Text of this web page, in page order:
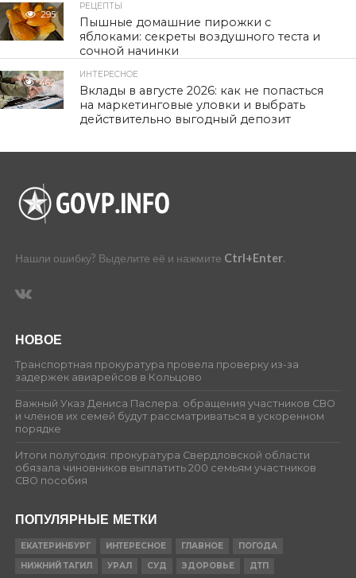
295
РЕЦЕПТЫ
Пышные домашние пирожки с
яблоками: секреты воздушного теста и
сочной начинки
462
ИНТЕРЕСНОЕ
Вклады в августе 2026: как не попасться
на маркетинговые уловки и выбрать
действительно выгодный депозит
Нашли ошибку? Выделите её и нажмите Ctrl+Enter.
НОВОЕ
Транспортная прокуратура провела проверку из-за
задержек авиарейсов в Кольцово
Важный Указ Дениса Паслера: обращения участников СВО
и членов их семей будут рассматриваться в ускоренном
порядке
Итоги полугодия: прокуратура Свердловской области
обязала чиновников выплатить 200 семьям участников
СВО пособия
ПОПУЛЯРНЫЕ МЕТКИ
ЕКАТЕРИНБУРГ ИНТЕРЕСНОЕ ГЛАВНОЕ
ПОГОДА
НИЖНИЙ ТАГИЛ
УРАЛ СУД ЗДОРОВЬЕ ДТП